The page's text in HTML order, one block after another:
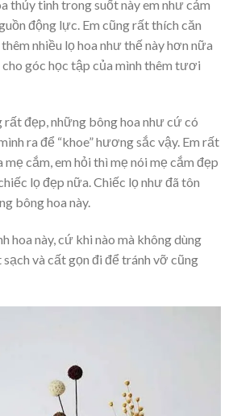
thủy tinh trong suốt này em như cảm
động lực. Em cũng rất thích căn
nhiều lọ hoa như thế này hơn nữa
góc học tập của mình thêm tươi
rất đẹp, những bông hoa như cứ có
ra để “khoe” hương sắc vậy. Em rất
cắm, em hỏi thì mẹ nói mẹ cắm đẹp
lọ đẹp nữa. Chiếc lọ như đã tôn
bông hoa này.
hoa này, cứ khi nào mà không dùng
và cất gọn đi để tránh vỡ cũng